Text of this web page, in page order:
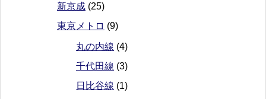
新京成 (25)
東京メトロ (9)
丸の内線 (4)
千代田線 (3)
日比谷線 (1)